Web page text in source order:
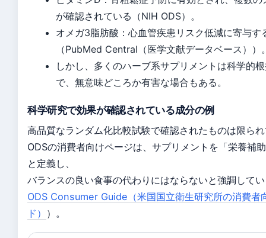
が確認されている（NIH ODS）。
オメガ3脂肪酸：心血管疾患リスク低減に寄与す
（PubMed Central（医学文献データベース））
しかし、多くのハーブ系サプリメントは科学的
で、無意味どころか有害な場合もある。
科学研究で効果が確認されている成分の例
高品質なランダム化比較試験で確認されたものは限ら
ODSの消費者向けページは、サプリメントを「栄養補
と定義し、
バランスの良い食事の代わりにはならないと強調して
ODS Consumer Guide（米国国立衛生研究所の消費者
ド） ）。